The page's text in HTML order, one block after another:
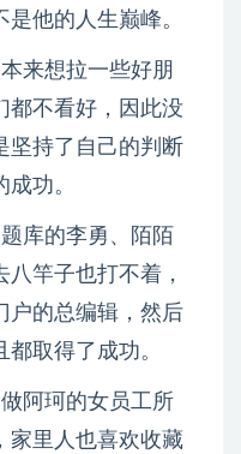
他的人生巅峰。
来想拉一些好朋
都不看好，因此没
坚持了自己的判断
功。
库的李勇、陌陌
竿子也打不着，
户的总编辑，然后
取得了成功。
阿珂的女员工所
家里人也喜欢收藏